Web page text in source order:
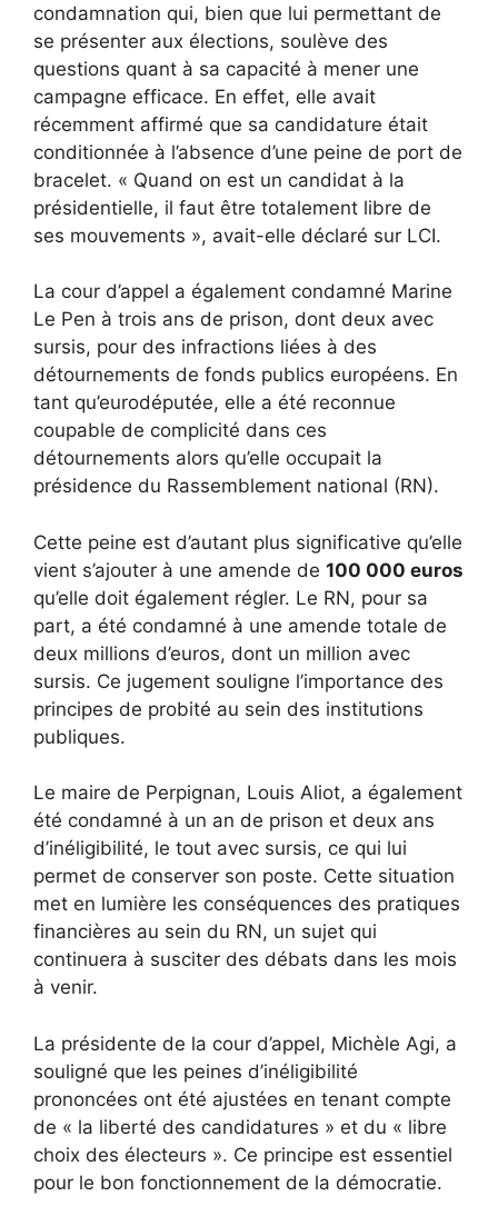
condamnation qui, bien que lui permettant de
se présenter aux élections, soulève des
questions quant à sa capacité à mener une
campagne efficace. En effet, elle avait
récemment affirmé que sa candidature était
conditionnée à l’absence d’une peine de port de
bracelet. « Quand on est un candidat à la
présidentielle, il faut être totalement libre de
ses mouvements », avait-elle déclaré sur LCI.
La cour d’appel a également condamné Marine
Le Pen à trois ans de prison, dont deux avec
sursis, pour des infractions liées à des
détournements de fonds publics européens. En
tant qu’eurodéputée, elle a été reconnue
coupable de complicité dans ces
détournements alors qu’elle occupait la
présidence du Rassemblement national (RN).
Cette peine est d’autant plus significative qu’elle
vient s’ajouter à une amende de 100 000 euros
qu’elle doit également régler. Le RN, pour sa
part, a été condamné à une amende totale de
deux millions d’euros, dont un million avec
sursis. Ce jugement souligne l’importance des
principes de probité au sein des institutions
publiques.
Le maire de Perpignan, Louis Aliot, a également
été condamné à un an de prison et deux ans
d’inéligibilité, le tout avec sursis, ce qui lui
permet de conserver son poste. Cette situation
met en lumière les conséquences des pratiques
financières au sein du RN, un sujet qui
continuera à susciter des débats dans les mois
à venir.
La présidente de la cour d’appel, Michèle Agi, a
souligné que les peines d’inéligibilité
prononcées ont été ajustées en tenant compte
de « la liberté des candidatures » et du « libre
choix des électeurs ». Ce principe est essentiel
pour le bon fonctionnement de la démocratie.